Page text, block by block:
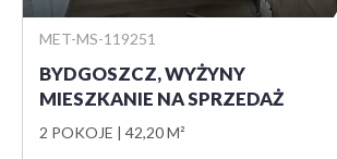
MET-MS-119251
BYDGOSZCZ, WYŻYNY
MIESZKANIE NA SPRZEDAŻ
2 POKOJE 42,20 M²